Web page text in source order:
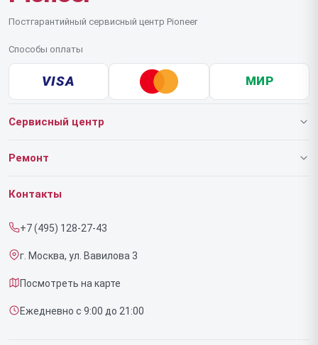
Постгарантийный сервисный центр Pioneer
Способы оплаты
VISA МИР
Сервисный центр
О нашем сервисе
Срочный ремонт
Доставка и способы оплаты
Диагностика
Контакты
Ремонт
Роботов-пылесосов
Контакты
+7 (495) 128-27-43
г. Москва, ул. Вавилова 3
Посмотреть на карте
Ежедневно с 9:00 до 21:00